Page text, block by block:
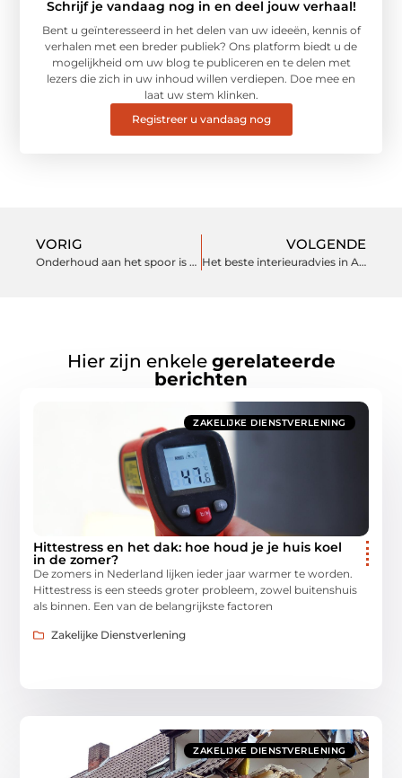
Schrijf je vandaag nog in en deel jouw verhaal!
Bent u geïnteresseerd in het delen van uw ideeën, kennis of
verhalen met een breder publiek? Ons platform biedt u de
mogelijkheid om uw blog te publiceren en te delen met
lezers die zich in uw inhoud willen verdiepen. Doe mee en
laat uw stem klinken.
Registreer u vandaag nog
VORIG
Onderhoud aan het spoor is dagelijks precisie werk
VOLGENDE
Het beste interieuradvies in Arnhem
Hier zijn enkele gerelateerde
berichten
ZAKELIJKE DIENSTVERLENING
Hittestress en het dak: hoe houd je je huis koel
in de zomer?
De zomers in Nederland lijken ieder jaar warmer te worden.
Hittestress is een steeds groter probleem, zowel buitenshuis
als binnen. Een van de belangrijkste factoren
Zakelijke Dienstverlening
ZAKELIJKE DIENSTVERLENING